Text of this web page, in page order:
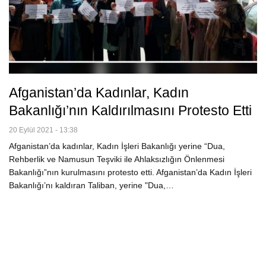
Afganistan’da Kadınlar, Kadın
Bakanlığı’nın Kaldırılmasını Protesto Etti
20 Eylül 2021 - 13:38
Afganistan’da kadınlar, Kadın İşleri Bakanlığı yerine “Dua,
Rehberlik ve Namusun Teşviki ile Ahlaksızlığın Önlenmesi
Bakanlığı”nın kurulmasını protesto etti. Afganistan’da Kadın İşleri
Bakanlığı’nı kaldıran Taliban, yerine "Dua,…